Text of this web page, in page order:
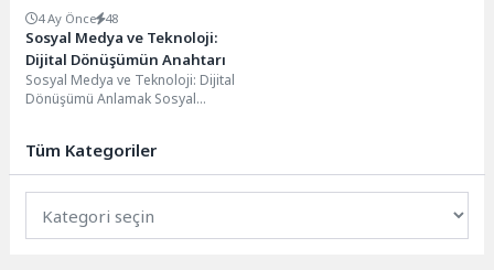
4 Ay Önce 48
Sosyal Medya ve Teknoloji:
Dijital Dönüşümün Anahtarı
Sosyal Medya ve Teknoloji: Dijital
Dönüşümü Anlamak Sosyal
Tüm Kategoriler